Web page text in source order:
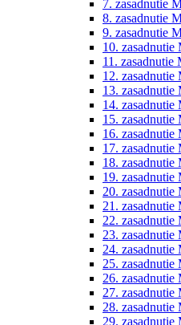
7. zasadnutie
8. zasadnutie
9. zasadnutie
10.
11.
12.
13.
14.
15.
16.
17.
18.
19.
20.
21.
22.
23.
24.
25.
26.
27.
28.
29.